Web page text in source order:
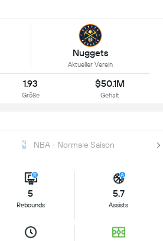
Nuggets
Aktueller Verein
1.93
Größe
$50.1M
Gehalt
NBA - Normale Saison
5
Rebounds
5.7
Assists